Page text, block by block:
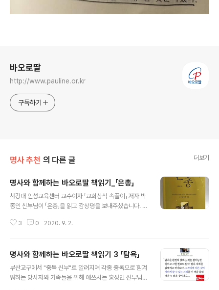
바오로딸
http://www.pauline.or.kr
구독하기
명사 추천 의 다른 글 더보기
명사와 함께하는 바오로딸 책읽기_「은총」
서강대 인성교육센터 교수이자 「교회상식 속풀이」 저자 박
종인 신부님이 「은총」을 읽고 감상평을 보내주셨습니다. 은
니다. “헨 hen 이 우리를 향한 하느님의 근본적인 마음을
본적인 성향과 마음이라면, 헤세드는 근본적인 성향 때문
에 나오는 구체적인 행위를 가리킨다.” #은총 이라는 신학
적 개념을 그 어원적인 설명에서 시작해서 쉽게 설명해 주
3 0 2020. 9. 2.
명사와 함께하는 바오로딸 책읽기 3 「탐욕」
부산교구에서 "중독 신부"로 알려지며 각종 중독으로 힘겨
워하는 당사자와 가족들을 위해 애쓰시는 홍성민 신부님이